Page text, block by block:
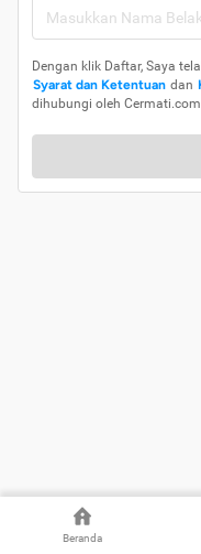
Beranda
Dengan klik Daftar, Saya
Syarat dan Ketentuan dan
dihubungi oleh